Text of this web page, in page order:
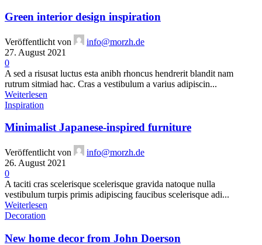
Green interior design inspiration
Veröffentlicht von
info@morzh.de
27. August 2021
0
A sed a risusat luctus esta anibh rhoncus hendrerit blandit nam
rutrum sitmiad hac. Cras a vestibulum a varius adipiscin...
Weiterlesen
Inspiration
Minimalist Japanese-inspired furniture
Veröffentlicht von
info@morzh.de
26. August 2021
0
A taciti cras scelerisque scelerisque gravida natoque nulla
vestibulum turpis primis adipiscing faucibus scelerisque adi...
Weiterlesen
Decoration
New home decor from John Doerson